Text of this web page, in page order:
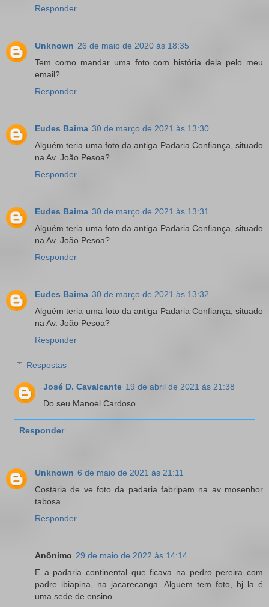
Responder
Unknown 26 de maio de 2020 às 18:35
Tem como mandar uma foto com história dela pelo meu
email?
Responder
Eudes Baima 30 de março de 2021 às 13:30
Alguém teria uma foto da antiga Padaria Confiança, situado
na Av. João Pesoa?
Responder
Eudes Baima 30 de março de 2021 às 13:31
Alguém teria uma foto da antiga Padaria Confiança, situado
na Av. João Pesoa?
Responder
Eudes Baima 30 de março de 2021 às 13:32
Alguém teria uma foto da antiga Padaria Confiança, situado
na Av. João Pesoa?
Responder
Respostas
José D. Cavalcante 19 de abril de 2021 às 21:38
Do seu Manoel Cardoso
Responder
Unknown 6 de maio de 2021 às 21:11
Costaria de ve foto da padaria fabripam na av mosenhor
tabosa
Responder
Anônimo 29 de maio de 2022 às 14:14
E a padaria continental que ficava na pedro pereira com
padre ibiapina, na jacarecanga. Alguem tem foto, hj la é
uma sede de ensino.